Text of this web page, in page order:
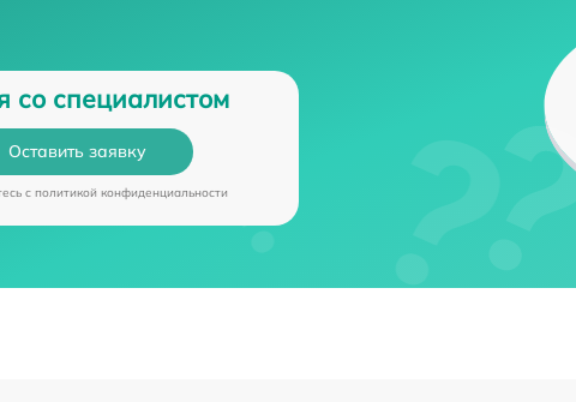
со специалистом
Оставить заявку
c политикой конфиденциальности